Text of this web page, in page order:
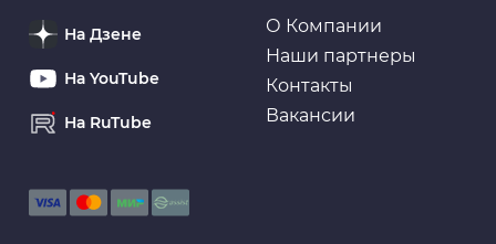
О Компании
Наши партнеры
Контакты
Вакансии
На Дзене
На YouTube
На RuTube